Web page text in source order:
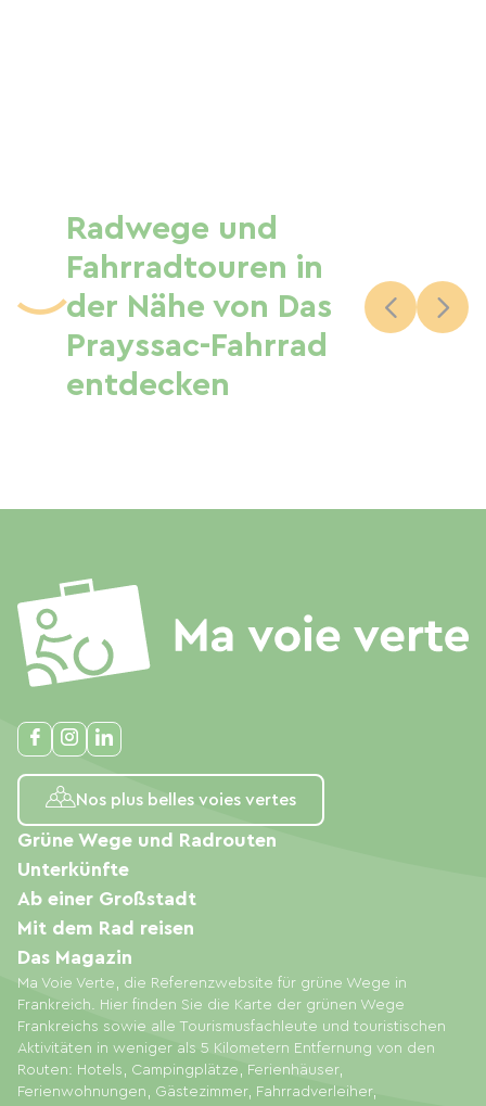
Radwege und
Fahrradtouren in
der Nähe von Das
Prayssac-Fahrrad
entdecken
Nos plus belles voies vertes
Ma Voie Verte, die Referenzwebsite für grüne Wege in
Frankreich. Hier finden Sie die Karte der grünen Wege
Frankreichs sowie alle Tourismusfachleute und touristischen
Aktivitäten in weniger als 5 Kilometern Entfernung von den
Routen: Hotels, Campingplätze, Ferienhäuser,
Ferienwohnungen, Gästezimmer, Fahrradverleiher,
Grüne Wege und Radrouten
Unterkünfte
Ab einer Großstadt
Mit dem Rad reisen
Das Magazin